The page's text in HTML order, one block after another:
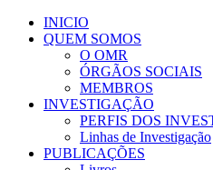
INICIO
QUEM SOMOS
O OMR
ÓRGÃOS SOCIAIS
MEMBROS
INVESTIGAÇÃO
PERFIS DOS
Linhas de Investigação
PUBLICAÇÕES